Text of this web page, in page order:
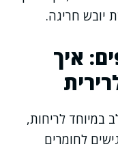
יובש חריגה.
איך
במיוחד לריחות,
לחומרים